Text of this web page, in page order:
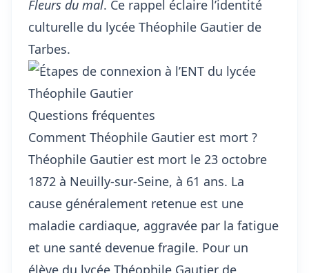
Fleurs du mal. Ce rappel éclaire l’identité
culturelle du lycée Théophile Gautier de
Tarbes.
Questions fréquentes
Comment Théophile Gautier est mort ?
Théophile Gautier est mort le 23 octobre
1872 à Neuilly-sur-Seine, à 61 ans. La
cause généralement retenue est une
maladie cardiaque, aggravée par la fatigue
et une santé devenue fragile. Pour un
élève du lycée Théophile Gautier de